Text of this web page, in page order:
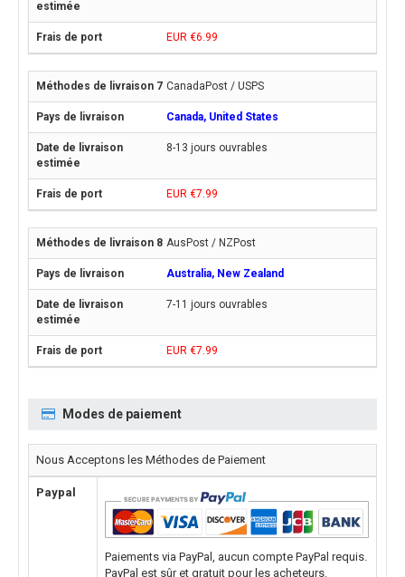
EUR €6.99
CanadaPost / USPS
Canada, United States
8-13 jours ouvrables
EUR €7.99
AusPost / NZPost
Australia, New Zealand
7-11 jours ouvrables
EUR €7.99
Modes de paiement
Nous Acceptons les Méthodes de Paiement
Paypal
Paiements via PayPal, aucun compte PayPal requis.
PayPal est sûr et gratuit pour les acheteurs.